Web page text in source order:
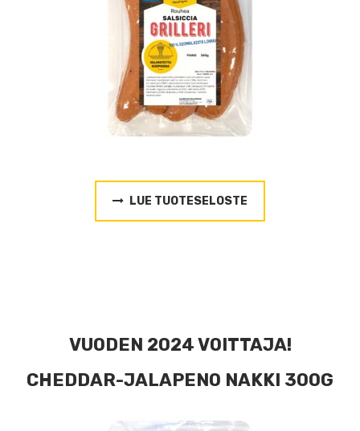
LUE TUOTESELOSTE
VUODEN 2024 VOITTAJA!
CHEDDAR-JALAPENO NAKKI 300G